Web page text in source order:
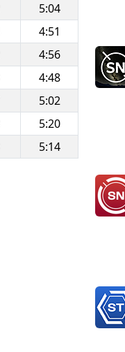
5:04
4:51
4:56
4:48
5:02
5:20
5:14